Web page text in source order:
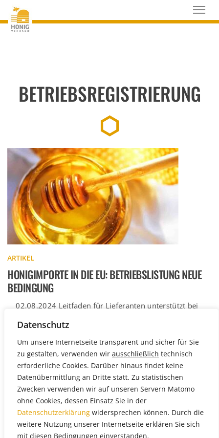
Datenschutz
Um unsere Internetseite transparent und sicher für Sie
zu gestalten, verwenden wir ausschließlich technisch
erforderliche Cookies. Darüber hinaus findet keine
Datenübermittlung an Dritte statt. Zu statistischen
Zwecken verwenden wir auf unseren Servern Matomo
ohne Cookies, dessen Einsatz Sie in der
Datenschutzerklärung widersprechen können. Durch die
weitere Nutzung unserer Internetseite erklären Sie sich
mit diesen Bedingungen einverstanden.
BETRIEBSREGISTRIERUNG
ARTIKEL
HONIGIMPORTE IN DIE EU: BETRIEBSLISTUNG NEUE
BEDINGUNG
02.08.2024 Leitfaden für Lieferanten unterstützt bei
entsprechend der Delegierten Verordnung (EU)
2023/2652 […]